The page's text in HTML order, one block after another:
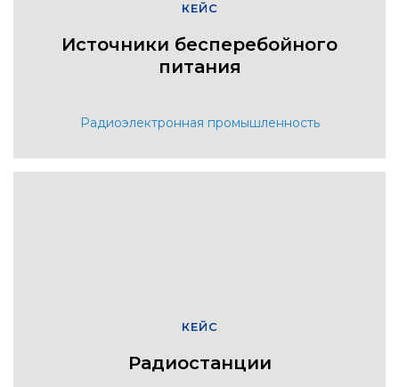
КЕЙС
Источники бесперебойного
питания
Радиоэлектронная промышленность
КЕЙС
Радиостанции